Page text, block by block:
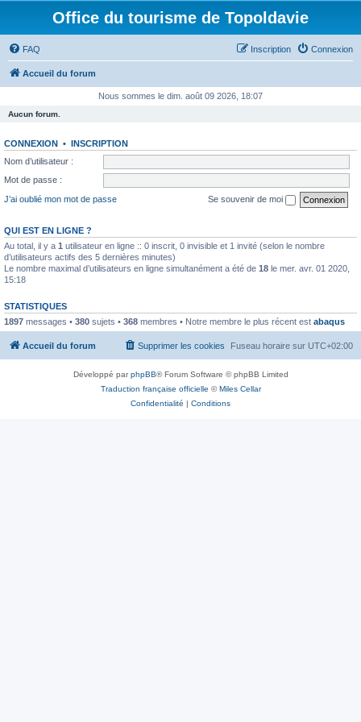
Office du tourisme de Topoldavie
FAQ Connexion
Inscription
Accueil du forum
Nous sommes le dim. août 09 2026, 18:07
Aucun forum.
CONNEXION • INSCRIPTION
Nom d’utilisateur :
Mot de passe :
J’ai oublié mon mot de passe
Se souvenir de moi
QUI EST EN LIGNE ?
Au total, il y a 1 utilisateur en ligne :: 0 inscrit, 0 invisible et 1 invité (selon le nombre
d’utilisateurs actifs des 5 dernières minutes)
Le nombre maximal d’utilisateurs en ligne simultanément a été de 18 le mer. avr. 01 2020,
15:18
STATISTIQUES
1897 messages • 380 sujets • 368 membres • Notre membre le plus récent est abaqus
Accueil du forum Fuseau horaire sur UTC+02:00
Supprimer les cookies
Développé parphpBB® Forum Software © phpBB Limited
Traduction française officielle ©Miles Cellar
Confidentialité | Conditions